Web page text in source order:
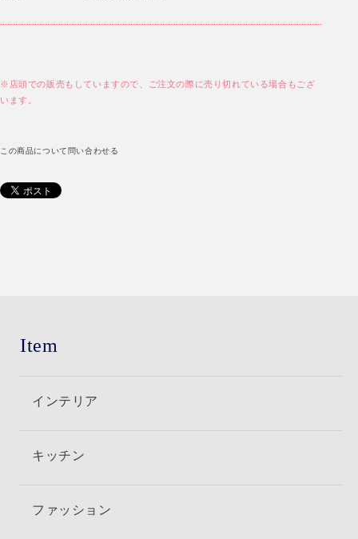
※店頭での販売もしていますので、ご注文の際に売り切れている場合もござ
います。
この商品について問い合わせる
Item
インテリア
キッチン
ファッション